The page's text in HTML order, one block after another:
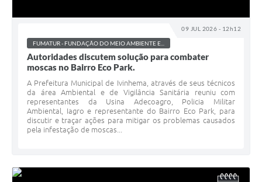
09 JUL 2026 - 12h12
FUMATUR - FUNDAÇÃO DO MEIO AMBIENTE E...
Autoridades discutem solução para combater
moscas no Bairro Eco Park.
A Prefeitura Municipal de Ivinhema, através de seus técnicos
da área Ambiental e de Vigilância Sanitária reuniu com
representantes da Usina Adecoagro, Policia Militar
Ambiental, Iagro e representante do Bairro Eco Park, para
discutir e traçar ações para mitigar os problemas causados
pela infestação de moscas...